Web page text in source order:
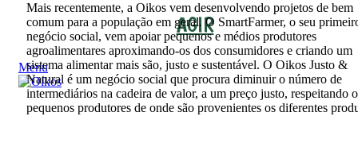
AGIR
Menu
Mais recentemente, a Oikos vem desenvolvendo projetos de bem
comum para a população em geral. O SmartFarmer, o seu
negócio social, vem apoiar pequenos e médios produtores
agroalimentares aproximando-os dos consumidores e criando um
sistema alimentar mais são, justo e sustentável. O Oikos Justo &
Natural é um negócio social que procura diminuir o número de
intermediários na cadeira de valor, a um preço justo, respeitando
pequenos produtores de onde são provenientes os diferentes